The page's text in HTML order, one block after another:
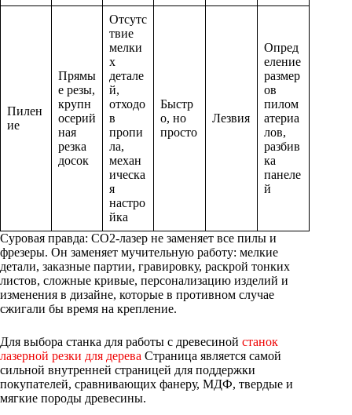
Пилен
ие
Прямы
е резы,
крупн
осерий
ная
резка
досок
Отсутс
твие
мелки
х
детале
й,
отходо
в
пропи
ла,
механ
ическа
я
настро
йка
Быстр
о, но
просто
Лезвия
Опред
еление
размер
ов
пилом
атериа
лов,
разбив
ка
панеле
й
Суровая правда: CO2-лазер не заменяет все пилы и
фрезеры. Он заменяет мучительную работу: мелкие
детали, заказные партии, гравировку, раскрой тонких
листов, сложные кривые, персонализацию изделий и
изменения в дизайне, которые в противном случае
сжигали бы время на крепление.
Для выбора станка для работы с древесиной станок
лазерной резки для дерева Страница является самой
сильной внутренней страницей для поддержки
покупателей, сравнивающих фанеру, МДФ, твердые и
мягкие породы древесины.